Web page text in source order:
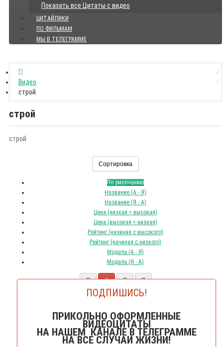
Показать все Цитаты с видео
ЦИТАЙЛИКИ
ПО ФИЛЬМАМ
МЫ В ТЕЛЕГРАММЕ
Видео
строй
строй
строй
Сортировка
По умолчанию
Название (А - Я)
Название (Я - А)
Цена (низкая > высокая)
Цена (высокая > низкая)
Рейтинг (начиная с высокого)
Рейтинг (начиная с низкого)
Модель (А - Я)
Модель (Я - А)
50
75
100
ПОДПИШИСЬ!
ПРИКОЛЬНО ОФОРМЛЕННЫЕ
ВИДЕОЦИТАТЫ
НА НАШЕМ КАНАЛЕ В ТЕЛЕГРАММЕ
НА ВСЕ СЛУЧАИ ЖИЗНИ!